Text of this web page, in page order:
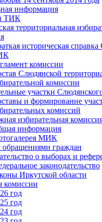
информация
ТИК
территориальная
историческая
комиссии
Слюдянской
комиссии
участки
и формирование
комиссий
избирательная
информация
МИК
обращениями граждан
о выборах и
законодательство
Иркутской области
комиссии
год
год
год